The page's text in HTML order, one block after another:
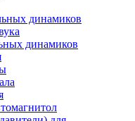
динамиков
динамиков